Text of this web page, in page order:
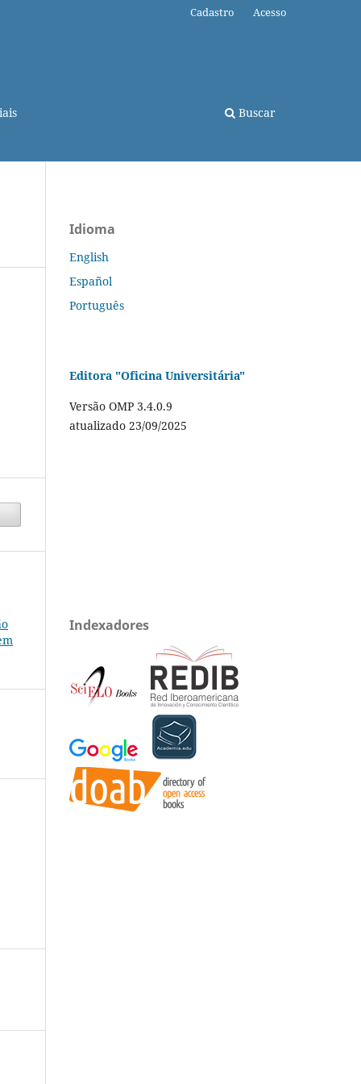
Buscar
Cadastro Acesso
Idioma
English
Español
Português
Editora "Oficina Universitária"
Versão OMP 3.4.0.9
atualizado 23/09/2025
Indexadores